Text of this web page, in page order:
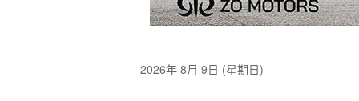
2026年 8月 9日 (星期日)